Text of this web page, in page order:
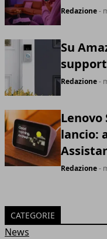
Redazione-
Su
Redazione-
lancio:
Redazione-
CATEGORIE
News